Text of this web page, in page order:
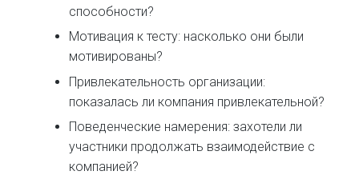
способности?
Мотивация к тесту: насколько они были
мотивированы?
Привлекательность организации:
показалась ли компания привлекательной?
Поведенческие намерения: захотели ли
участники продолжать взаимодействие с
компанией?